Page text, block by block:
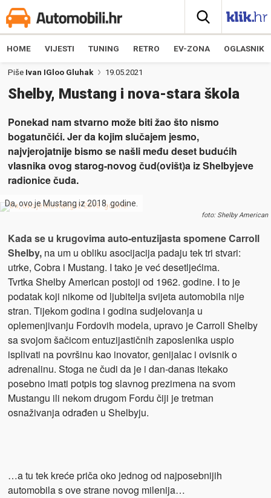
HOME VIJESTI TUNING RETRO EV-ZONA OGLASNIK
Piše Ivan IGloo Gluhak 19.05.2021
Shelby, Mustang i nova-stara škola
Ponekad nam stvarno može biti žao što nismo
bogatunčići. Jer da kojim slučajem jesmo,
najvjerojatnije bismo se našli među deset budućih
vlasnika ovog starog-novog čud(ovišt)a iz Shelbyjeve
radionice čuda.
Da, ovo je Mustang iz 2018. godine.
foto: Shelby American
Kada se u krugovima auto-entuzijasta spomene Carroll
Shelby,na um u obliku asocijacija padaju tek tri stvari:
utrke, Cobra i Mustang. I tako je već desetljećima.
Tvrtka Shelby American postoji od 1962. godine. I to je
podatak koji nikome od ljubitelja svijeta automobila nije
stran. Tijekom godina i godina sudjelovanja u
oplemenjivanju Fordovih modela, upravo je Carroll Shelby
sa svojom šačicom entuzijastičnih zaposlenika uspio
isplivati na površinu kao inovator, genijalac i ovisnik o
adrenalinu. Stoga ne čudi da je i dan-danas itekako
posebno imati potpis tog slavnog prezimena na svom
Mustangu ili nekom drugom Fordu čiji je tretman
osnaživanja odrađen u Shelbyju.
…a tu tek kreće priča oko jednog od najposebnijih
automobila s ove strane novog milenija…